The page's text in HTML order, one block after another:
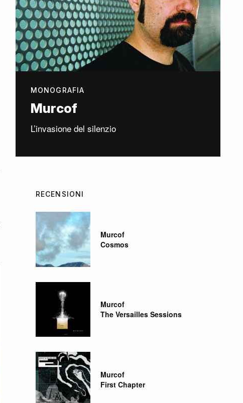
MONOGRAFIA
Murcof
L’invasione del silenzio
RECENSIONI
Murcof
Cosmos
Murcof
The Versailles Sessions
Murcof
First Chapter